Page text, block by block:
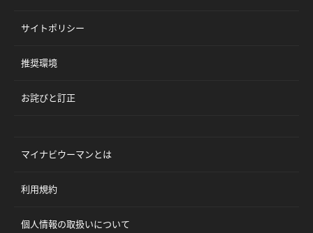
サイトポリシー
推奨環境
お詫びと訂正
マイナビウーマンとは
利用規約
個人情報の取扱いについて